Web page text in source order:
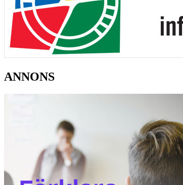
ANNONS